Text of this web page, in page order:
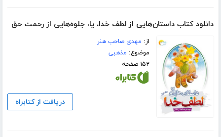
دانلود کتاب داستان‌هایى از لطف خدا، یا، جلوه‌هایى از رحمت حق
از: مهدی صاحب هنر
موضوع: مذهبی
۱۵۲ صفحه
دریافت از کتابراه